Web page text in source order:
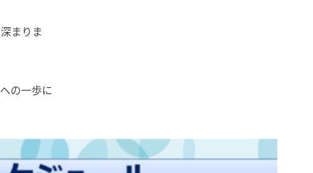
まりま
の一歩に